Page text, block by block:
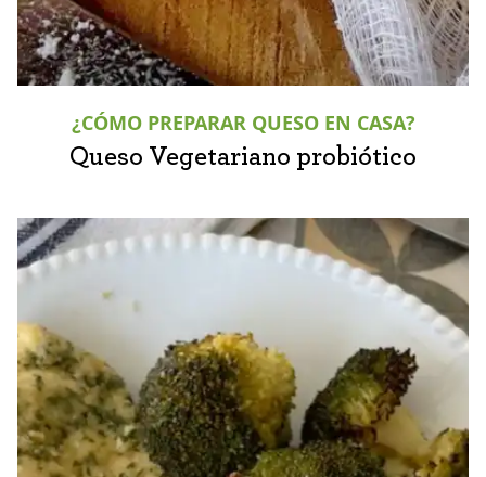
¿CÓMO PREPARAR QUESO EN CASA?
Queso Vegetariano probiótico